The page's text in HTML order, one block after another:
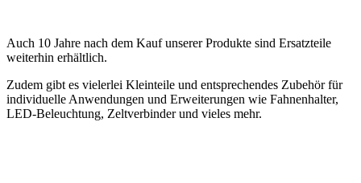
Auch 10 Jahre nach dem Kauf unserer Produkte sind Ersatzteile
weiterhin erhältlich.
Zudem gibt es vielerlei Kleinteile und entsprechendes Zubehör für
individuelle Anwendungen und Erweiterungen wie Fahnenhalter,
LED-Beleuchtung, Zeltverbinder und vieles mehr.